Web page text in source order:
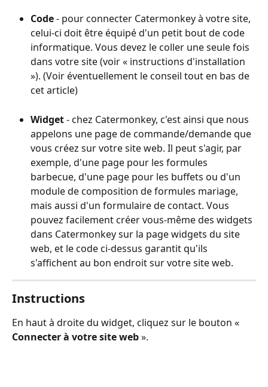
Code - pour connecter Catermonkey à votre site,
celui-ci doit être équipé d'un petit bout de code
informatique. Vous devez le coller une seule fois
dans votre site (voir « instructions d'installation
»). (Voir éventuellement le conseil tout en bas de
cet article)
Widget - chez Catermonkey, c'est ainsi que nous
appelons une page de commande/demande que
vous créez sur votre site web. Il peut s'agir, par
exemple, d'une page pour les formules
barbecue, d'une page pour les buffets ou d'un
module de composition de formules mariage,
mais aussi d'un formulaire de contact. Vous
pouvez facilement créer vous-même des widgets
dans Catermonkey sur la page widgets du site
web, et le code ci-dessus garantit qu'ils
s'affichent au bon endroit sur votre site web.
Instructions
En haut à droite du widget, cliquez sur le bouton «
Connecter à votre site web ».